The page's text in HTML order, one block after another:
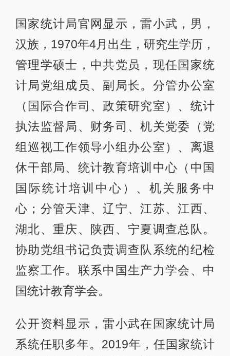
国家统计局官网显示，雷小武，男，
汉族，1970年4月出生，研究生学历，
管理学硕士，中共党员，现任国家统
计局党组成员、副局长。分管办公室
（国际合作司、政策研究室）、统计
执法监督局、财务司、机关党委（党
组巡视工作领导小组办公室）、离退
休干部局、统计教育培训中心（中国
国际统计培训中心）、机关服务中
心；分管天津、辽宁、江苏、江西、
湖北、重庆、陕西、宁夏调查总队。
协助党组书记负责调查队系统的纪检
监察工作。联系中国生产力学会、中
国统计教育学会。
公开资料显示，雷小武在国家统计局
系统任职多年。2019年，任国家统计